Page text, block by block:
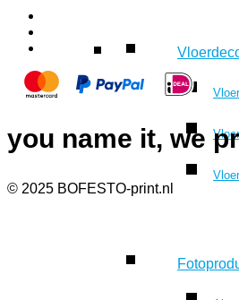
you name it, we
© 2025 BOFESTO-print.nl